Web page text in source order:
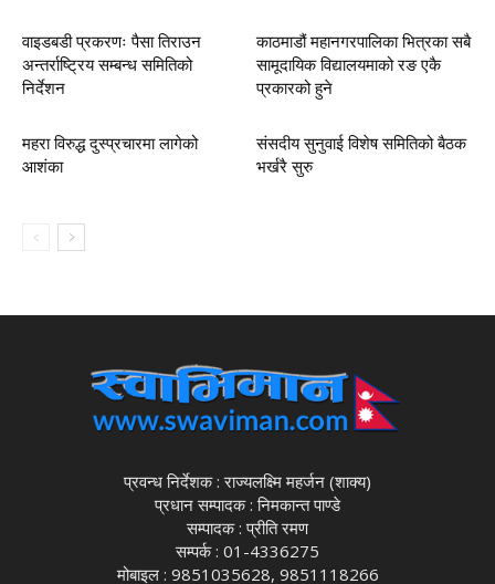
वाइडबडी प्रकरणः पैसा तिराउन
अन्तर्राष्ट्रिय सम्बन्ध समितिको
निर्देशन
काठमाडौं महानगरपालिका भित्रका सबै
सामूदायिक विद्यालयमाको रङ एकै
प्रकारको हुने
महरा विरुद्ध दुस्प्रचारमा लागेको
आशंका
संसदीय सुनुवाई विशेष समितिको बैठक
भर्खरै सुरु
प्रवन्ध निर्देशक : राज्यलक्ष्मि महर्जन (शाक्य)
प्रधान सम्पादक : निमकान्त पाण्डे
सम्पादक : प्रीति रमण
सम्पर्क : 01-4336275
मोबाइल : 9851035628, 9851118266